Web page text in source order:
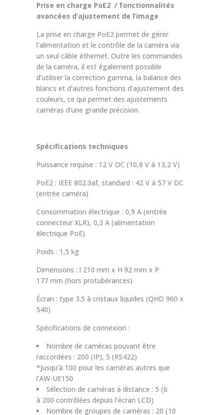
Prise en charge PoE2 / fonctionnalités
avancées d’ajustement de l’image
La prise en charge PoE2 permet de gérer
l’alimentation et le contrôle de la caméra via
un seul câble éthernet. Outre les commandes
de la caméra, il est également possible
d’utiliser la correction gamma, la balance des
blancs et d’autres fonctions d’ajustement des
couleurs, ce qui permet des ajustements
caméras d’une grande précision.
Spécifications techniques
Puissance requise : 12 V DC (10,8 V à 13,2 V)
PoE2 : IEEE 802.3af, standard : 42 V à 57 V DC
(entrée caméra)
Consommation électrique : 0,9 A (entrée
connecteur XLR), 0,3 A (alimentation
électrique PoE)
Poids : 1,5 kg
Dimensions : l 210 mm x H 92 mm x P
177 mm (hors protubérances)
Écran : type 3.5 à cristaux liquides (QHD 960 x
540)
Spécifications de connexion :
Nombre de caméras pouvant être
raccordées : 200 (IP), 5 (RS422)
*Jusqu’à 100 pour les caméras autres que
l’AW-UE150
Sélection de caméras à distance : 5 (6
à 200 contrôlées depuis l’écran LCD)
Nombre de groupes de caméras : 20 (10